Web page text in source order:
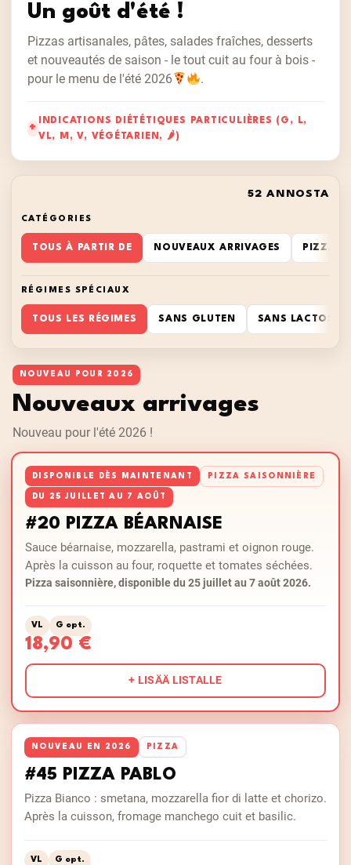
Un goût d'été !
Pizzas artisanales, pâtes, salades fraîches, desserts
et nouveautés de saison - le tout cuit au four à bois -
pour le menu de l'été 2026
.
INDICATIONS DIÉTÉTIQUES PARTICULIÈRES (G, L,
VL, M, V, VÉGÉTARIEN, 🌶)
52 ANNOSTA
CATÉGORIES
TOUS À PARTIR DE NOUVEAUX ARRIVAGES PIZZA
RÉGIMES SPÉCIAUX
TOUS LES RÉGIMES SANS GLUTEN SANS LACTOSE
NOUVEAU POUR 2026
Nouveaux arrivages
Nouveau pour l'été 2026 !
DISPONIBLE DÈS MAINTENANT PIZZA SAISONNIÈRE
DU 25 JUILLET AU 7 AOÛT
#20 PIZZA BÉARNAISE
Sauce béarnaise, mozzarella, pastrami et oignon rouge.
Après la cuisson au four, roquette et tomates séchées.
Pizza saisonnière, disponible du 25 juillet au 7 août 2026.
VL G opt.
18,90 €
+ LISÄÄ LISTALLE
NOUVEAU EN 2026 PIZZA
#45 PIZZA PABLO
Pizza Bianco : smetana, mozzarella fior di latte et chorizo.
Après la cuisson, fromage manchego cuit et basilic.
VL G opt.